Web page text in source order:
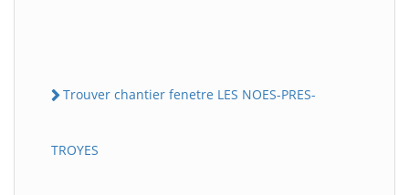
Trouver chantier fenetre LES NOES-PRES-
TROYES